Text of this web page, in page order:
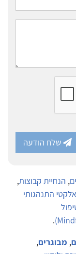
שלח הודעה
, הנחיית קבוצות,
התנהגותי
.
, מבוגרים,